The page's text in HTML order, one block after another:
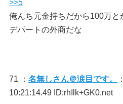
>>5
俺んち元金持ちだから100万
デパートの外商だな
71 ： 名無しさん＠涙目です。
10:21:14.49 ID:rhIlk+GK0.net